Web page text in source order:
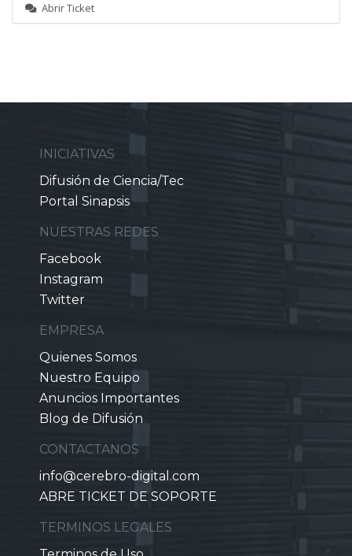
Abrir Ticket
INICIATIVAS
Difusión de Ciencia/Tec
Portal Sinapsis
NUESTRAS REDES
Facebook
Instagram
Twitter
EMPRESA
Quienes Somos
Nuestro Equipo
Anuncios Importantes
Blog de Difusión
CONTACTANOS
info@cerebro-digital.com
ABRE TICKET DE SOPORTE
TERMINOS LEGALES